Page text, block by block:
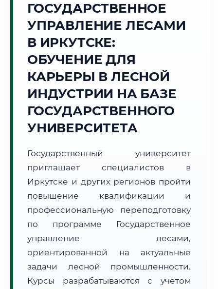
🌊
Г. ИРКУТСК
Точное местное время:
12:02:45
Четверг, 6 Августа
🌅 Восход:05:31 🌇 Закат:20:46
Световой день:15 ч. 15 мин.
📍 Региональная справка г. Иркутск
Субъект:
Иркутская область
Тел. код:
+7 (3952)
Почтовые индексы:
664000–664999
Часовой пояс:
МСК+5 (UTC+8)
Формат учебы:
Дистанционно
ГОСУДАРСТВЕННОЕ
УПРАВЛЕНИЕ ЛЕСАМИ
В ИРКУТСКЕ:
ОБУЧЕНИЕ ДЛЯ
КАРЬЕРЫ В ЛЕСНОЙ
ИНДУСТРИИ НА БАЗЕ
ГОСУДАРСТВЕННОГО
УНИВЕРСИТЕТА
Государственный университет
приглашает специалистов в
Иркутске и других регионов пройти
повышение квалификации и
профессиональную переподготовку
по программе Государственное
управление лесами,
ориентированной на актуальные
задачи лесной промышленности.
Курсы разрабатываются с учётом